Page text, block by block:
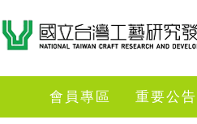
會員專區 重要公告